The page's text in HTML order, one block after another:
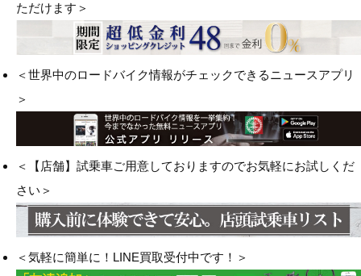
ただけます＞
＜世界中のロードバイク情報がチェックできるニュースアプリ
＞
＜【店舗】試乗車ご用意しておりますのでお気軽にお試しくだ
さい＞
＜気軽に簡単に！LINE買取受付中です！＞